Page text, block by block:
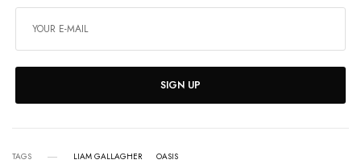
SIGN UP
TAGS LIAM GALLAGHER OASIS